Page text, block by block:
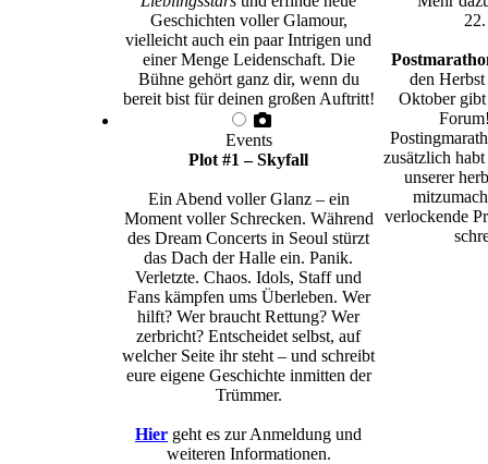
Geschichten voller Glamour,
vielleicht auch ein paar Intrigen und
einer Menge Leidenschaft. Die
Bühne gehört ganz dir, wenn du
bereit bist für deinen großen Auftritt!
Events
Plot #1 – Skyfall
Ein Abend voller Glanz – ein
Moment voller Schrecken. Während
des Dream Concerts in Seoul stürzt
das Dach der Halle ein. Panik.
Verletzte. Chaos. Idols, Staff und
Fans kämpfen ums Überleben. Wer
hilft? Wer braucht Rettung? Wer
zerbricht? Entscheidet selbst, auf
welcher Seite ihr steht – und schreibt
eure eigene Geschichte inmitten der
Trümmer.
Hier geht es zur Anmeldung und
weiteren Informationen.
den
Oktober
zusätzlich
unserer
verlockende